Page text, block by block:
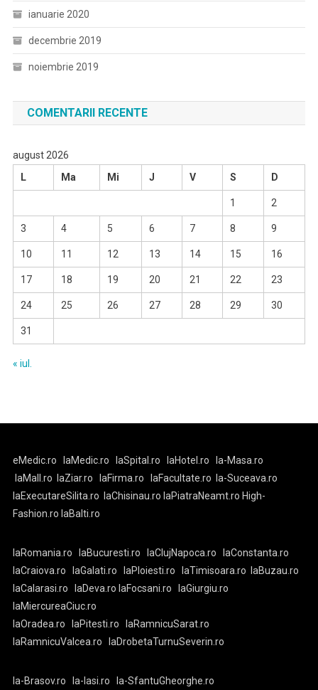
ianuarie 2020
decembrie 2019
noiembrie 2019
COMENTARII RECENTE
august 2026
L
Ma Mi J V S D
1 2
3 4 5 6 7 8 9
10 11 12 13 14 15 16
17 18 19 20 21 22 23
24 25 26 27 28 29 30
31
« iul.
eMedic.ro laMedic.ro laSpital.ro laHotel.ro
la-Masa.ro
laMall.ro
laZiar.ro laFirma.ro laFacultate.ro
la-Suceava.ro
laExecutareSilita.ro
laChisinau.ro laPiatraNeamt.ro High-
Fashion.ro laBalti.ro
laRomania.ro laBucuresti.ro laClujNapoca.ro
laConstanta.ro
laCraiova.ro
laGalati.ro laPloiesti.ro laTimisoara.ro
laBuzau.ro
laCalarasi.ro
laDeva.ro laFocsani.ro
laGiurgiu.ro
laMiercureaCiuc.ro
laOradea.ro
laPitesti.ro
laRamnicuSarat.ro
laRamnicuValcea.ro
laDrobetaTurnuSeverin.ro
la-Brasov.ro la-Iasi.ro la-SfantuGheorghe.ro